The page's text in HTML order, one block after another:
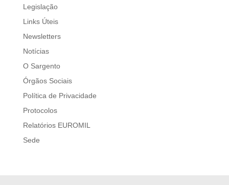
Legislação
Links Úteis
Newsletters
Notícias
O Sargento
Órgãos Sociais
Política de Privacidade
Protocolos
Relatórios EUROMIL
Sede